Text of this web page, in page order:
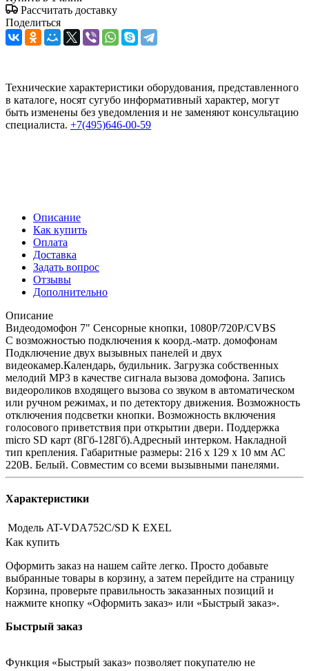
Рассчитать доставку
Поделиться
Технические характеристики оборудования, представленного
в каталоге, носят сугубо информативный характер, могут
быть изменены без уведомления и не заменяют консультацию
специалиста. +7(495)646-00-59
Описание
Как купить
Оплата
Доставка
Задать вопрос
Отзывы
Дополнительно
Описание
Видеодомофон 7" Сенсорные кнопки, 1080P/720P/CVBS
C возможностью подключения к коорд.-матр. домофонам
Подключение двух вызывных панелей и двух
видеокамер.Календарь, будильник. Загрузка собственных
мелодий MP3 в качестве сигнала вызова домофона. Запись
видеороликов входящего вызова со звуком в автоматическом
или ручном режимах, и по детектору движения. Возможность
отключения подсветки кнопки. Возможность включения
голосового приветствия при открытии двери. Поддержка
micro SD карт (8Гб-128Гб).Адресный интерком. Накладной
тип крепления. Габаритные размеры: 216 х 129 х 10 мм АС
220В. Белый. Совместим со всеми вызывными панелями.
Характеристики
Модель AT-VDA752C/SD K EXEL
Как купить
Оформить заказ на нашем сайте легко. Просто добавьте
выбранные товары в корзину, а затем перейдите на страницу
Корзина, проверьте правильность заказанных позиций и
нажмите кнопку «Оформить заказ» или «Быстрый заказ».
Быстрый заказ
Функция «Быстрый заказ» позволяет покупателю не